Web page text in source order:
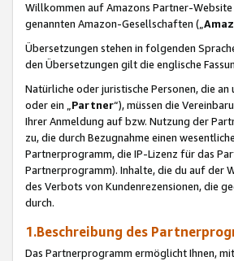
Willkommen auf Amazons Partner-Website
genannten Amazon-Gesellschaften („
Übersetzungen stehen in folgenden
den Übersetzungen gilt die englische
Natürliche oder juristische Personen, die
oder ein „Partner“), müssen die
Ihrer Anmeldung auf bzw. Nutzung der
zu, die durch Bezugnahme einen
Partnerprogramm, die IP-Lizenz für das
Partnerprogramm). Inhalte, die du auf der
des Verbots von Kundenrezensionen, die
durch.
1.Beschreibung des
Das Partnerprogramm ermöglicht Ihnen,